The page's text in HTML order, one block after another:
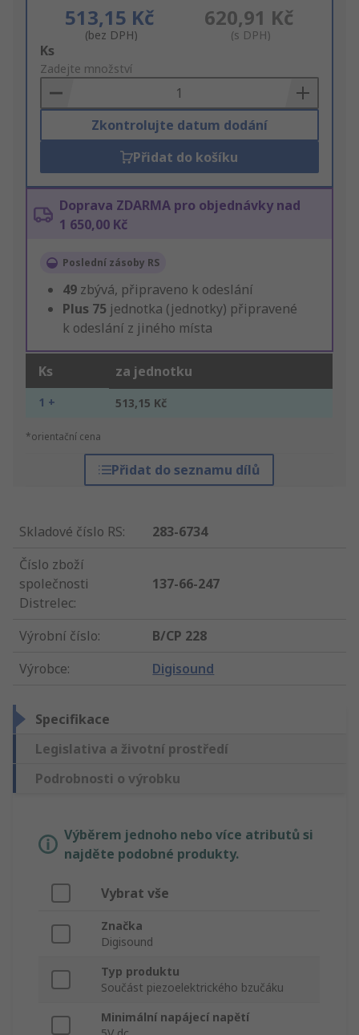
513,15 Kč
(bez DPH)
620,91 Kč
(s DPH)
Add
to
Basket
Ks
Zadejte množství
Zkontrolujte datum dodání
Přidat do košíku
Doprava ZDARMA pro objednávky nad
1 650,00 Kč
Poslední zásoby RS
49 zbývá, připraveno k odeslání
Plus 75 jednotka (jednotky) připravené
k odeslání z jiného místa
Ks za jednotku
1 + 513,15 Kč
*orientační cena
Přidat do seznamu dílů
Skladové číslo RS:
283-6734
Číslo zboží
společnosti
Distrelec:
137-66-247
Výrobní číslo:
B/CP 228
Výrobce: Digisound
Specifikace
Legislativa a životní prostředí
Podrobnosti o výrobku
Výběrem jednoho nebo více atributů si
najděte podobné produkty.
Vybrat vše
Značka
Digisound
Typ produktu
Součást piezoelektrického bzučáku
Minimální napájecí napětí